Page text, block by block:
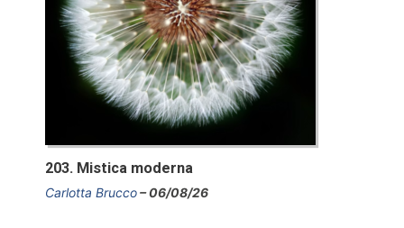
203. Mistica moderna
Carlotta Brucco 06/08/26